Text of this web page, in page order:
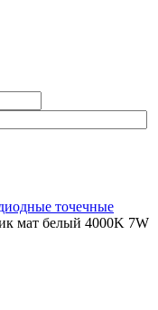
точечные
мат белый 4000K 7W